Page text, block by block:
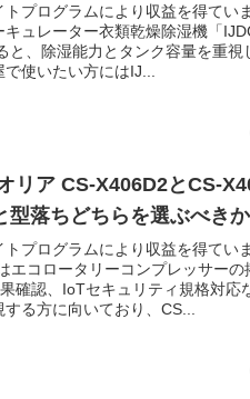
プログラムにより収益を得てい
ュレーター衣類乾燥除湿機「
と、除湿能力とタンク容量を重視
使いたい方にはIJ...
リア CS-X406D2とCS-
型落ちどちらを選ぶべきか
プログラムにより収益を得てい
エコロータリーコンプレッサーの
確認、IoTセキュリティ規格対応
る方に向いており、CS...